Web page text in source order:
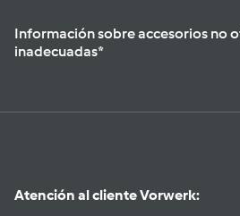
Información sobre accesorios no
inadecuadas*
Atención al cliente Vorwerk: